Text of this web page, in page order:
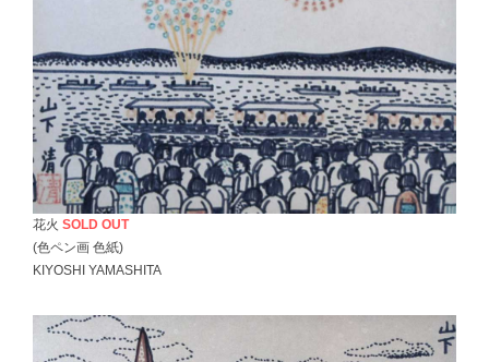
花火 SOLD OUT
(色ペン画 色紙)
KIYOSHI YAMASHITA